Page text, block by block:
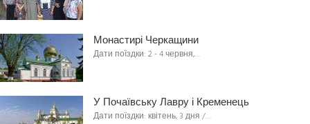
Монастирі Черкащини
Дати поїздки: 2 - 4 червня,…
У Почаївську Лавру і Кременець
Дати поїздки: квітень, 3 дня /…